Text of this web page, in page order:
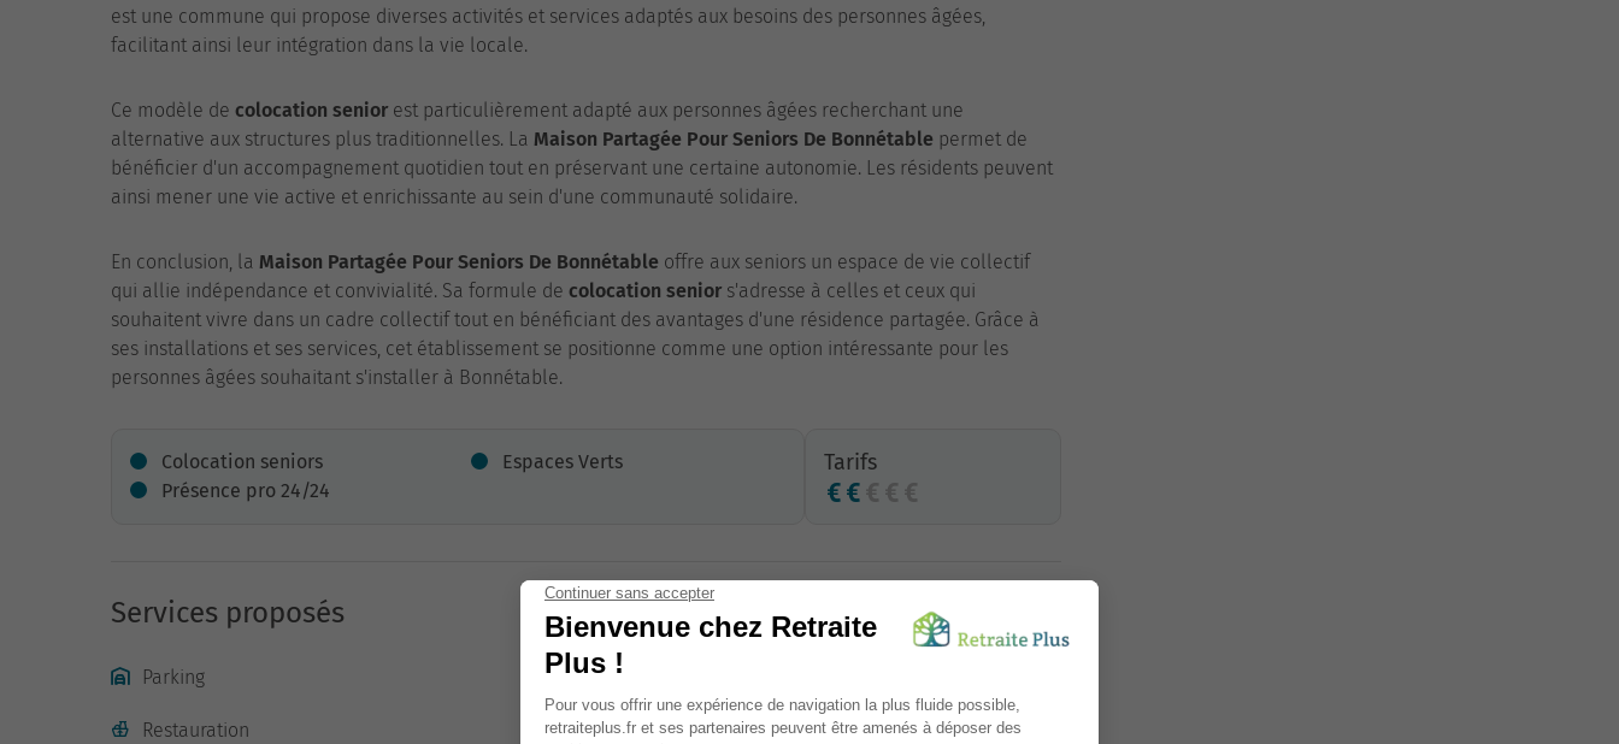
est une commune qui propose diverses activités et services adaptés aux besoins des personnes âgées,
facilitant ainsi leur intégration dans la vie locale.
Ce modèle de colocation senior est particulièrement adapté aux personnes âgées recherchant une
alternative aux structures plus traditionnelles. La Maison Partagée Pour Seniors De Bonnétable permet de
bénéficier d'un accompagnement quotidien tout en préservant une certaine autonomie. Les résidents peuvent
ainsi mener une vie active et enrichissante au sein d'une communauté solidaire.
En conclusion, la Maison Partagée Pour Seniors De Bonnétable offre aux seniors un espace de vie collectif
qui allie indépendance et convivialité. Sa formule de colocation senior s'adresse à celles et ceux qui
souhaitent vivre dans un cadre collectif tout en bénéficiant des avantages d'une résidence partagée. Grâce à
ses installations et ses services, cet établissement se positionne comme une option intéressante pour les
personnes âgées souhaitant s'installer à Bonnétable.
Colocation seniors
Espaces Verts
Présence pro 24/24
Tarifs
Services proposés
Parking
Restauration Ascenseur